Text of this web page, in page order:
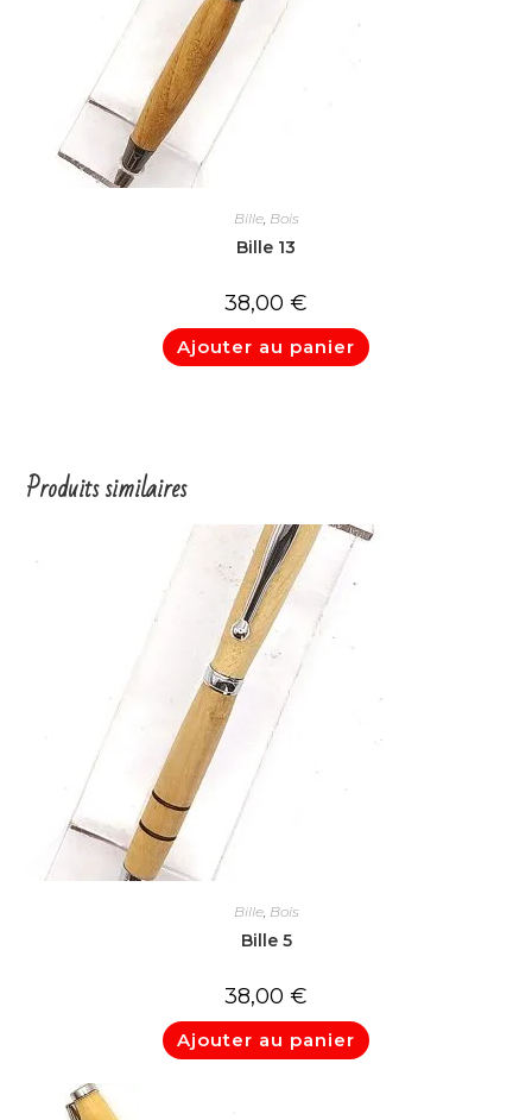
Bille, Bois
Bille 13
38,00 €
Ajouter au panier
Produits similaires
Bille, Bois
Bille 5
38,00 €
Ajouter au panier